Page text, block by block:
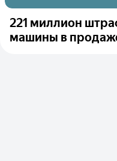
221 миллион
машины в